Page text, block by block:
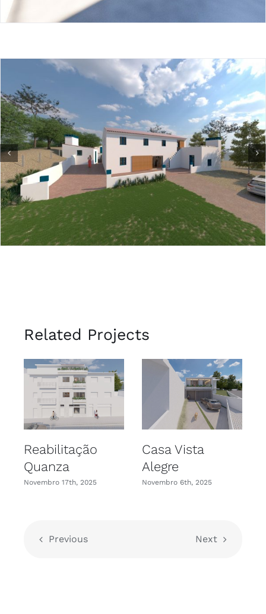
Related Projects
Reabilitação
Quanza
Novembro 17th, 2025
Casa Vista
Alegre
Novembro 6th, 2025
Previous Next